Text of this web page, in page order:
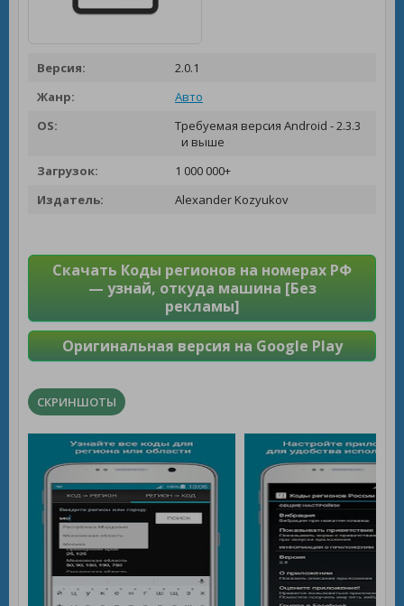
Версия:
2.0.1
Жанр:
Авто
OS:
Требуемая версия Android - 2.3.3
и выше
Загрузок:
1 000 000+
Издатель:
Alexander Kozyukov
Скачать Коды регионов на номерах РФ
— узнай, откуда машина [Без
рекламы]
Оригинальная версия на Google Play
СКРИНШОТЫ